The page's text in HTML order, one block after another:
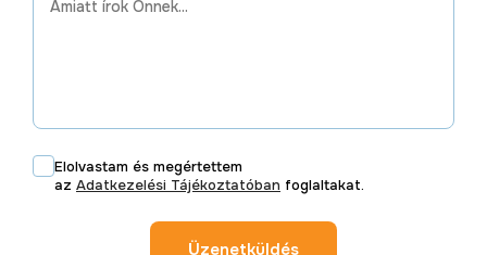
Elolvastam és megértettem
az Adatkezelési Tájékoztatóban foglaltakat.
Üzenetküldés